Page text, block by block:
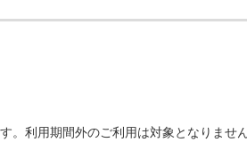
。利用期間外のご利用は対象となりません